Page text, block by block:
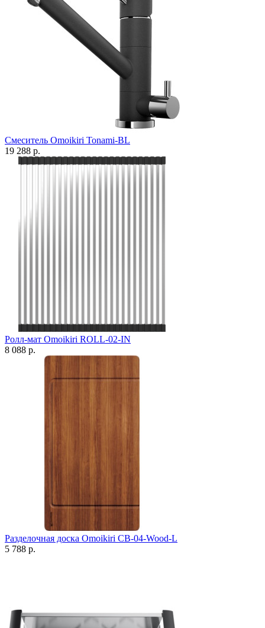
Смеситель Omoikiri Tonami-BL
19 288 р.
Ролл-мат Omoikiri ROLL-02-IN
8 088 р.
Разделочная доска Omoikiri CB-04-Wood-L
5 788 р.